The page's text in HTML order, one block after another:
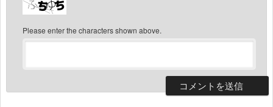
Please enter the characters shown above.